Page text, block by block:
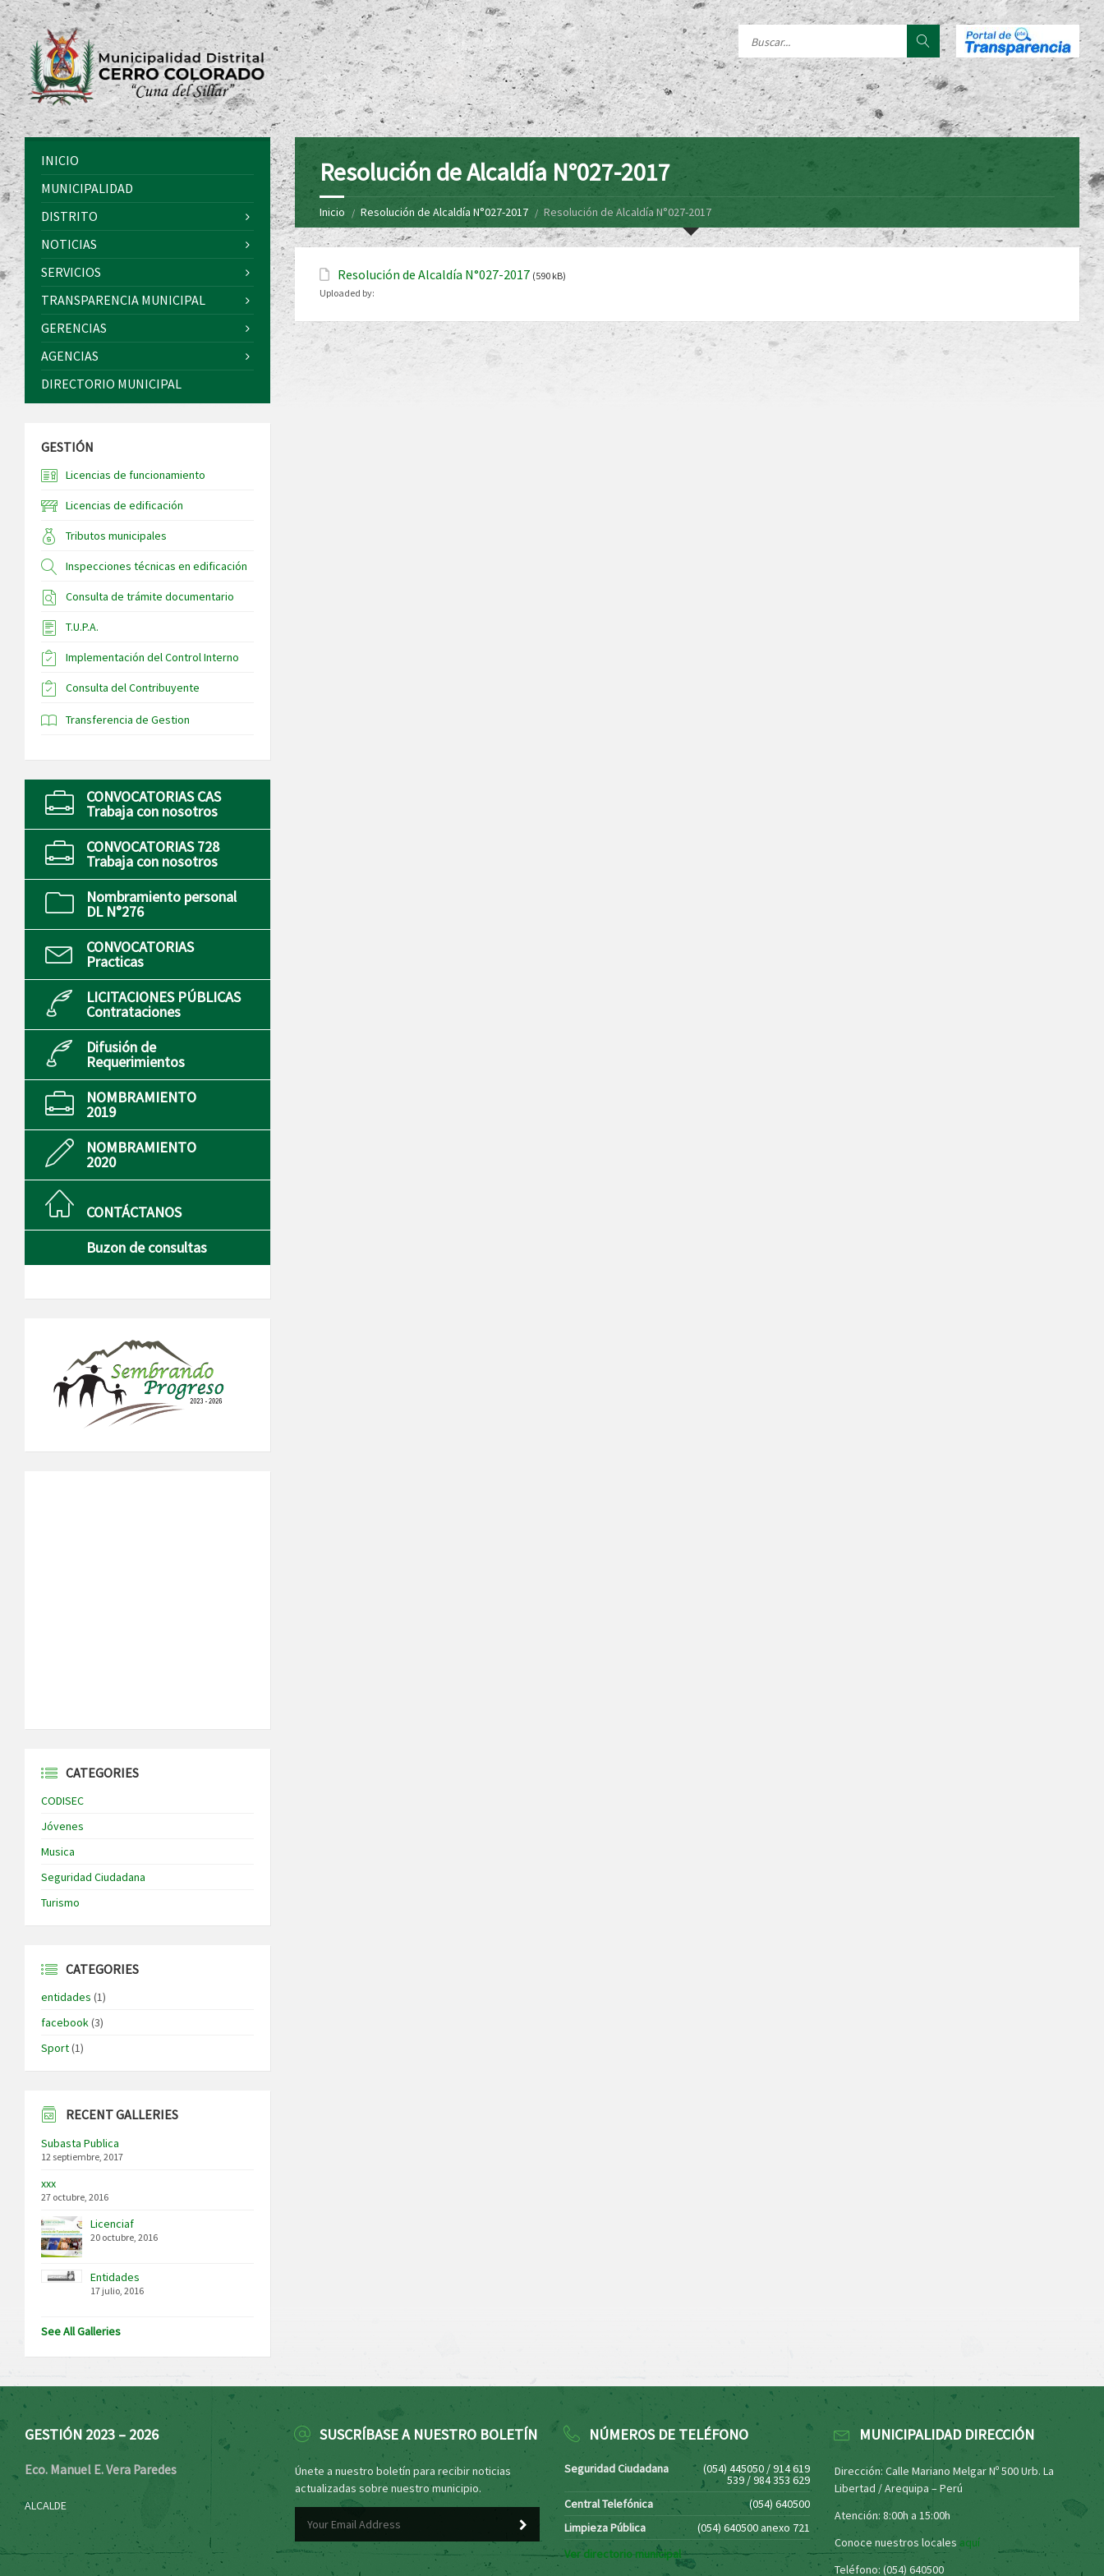
Resolución de Alcaldía N°027-2017
Inicio Resolución de Alcaldía N°027-2017 Resolución de Alcaldía N°027-2017
Resolución de Alcaldía N°027-2017 (590 kB)
Uploaded by:
INICIO
MUNICIPALIDAD
DISTRITO
NOTICIAS
SERVICIOS
TRANSPARENCIA MUNICIPAL
GERENCIAS
AGENCIAS
DIRECTORIO MUNICIPAL
GESTIÓN
Licencias de funcionamiento
Licencias de edificación
Tributos municipales
Inspecciones técnicas en edificación
Consulta de trámite documentario
T.U.P.A.
Implementación del Control Interno
Consulta del Contribuyente
Transferencia de Gestion
CONVOCATORIAS CAS
Trabaja con nosotros
CONVOCATORIAS 728
Trabaja con nosotros
Nombramiento personal
DL N°276
CONVOCATORIAS
Practicas
LICITACIONES PÚBLICAS
Contrataciones
Difusión de
Requerimientos
NOMBRAMIENTO
2019
NOMBRAMIENTO
2020
CONTÁCTANOS
Buzon de consultas
CATEGORIES
CODISEC
Jóvenes
Musica
Seguridad Ciudadana
Turismo
CATEGORIES
entidades (1)
facebook(3)
Sport(1)
RECENT GALLERIES
Subasta Publica
12 septiembre, 2017
xxx
27 octubre, 2016
Licenciaf
20 octubre, 2016
Entidades
17 julio, 2016
See All Galleries
GESTIÓN 2023 – 2026
Eco. Manuel E. Vera Paredes
ALCALDE
SUSCRÍBASE A NUESTRO BOLETÍN
Únete a nuestro boletín para recibir noticias
actualizadas sobre nuestro municipio.
NÚMEROS DE TELÉFONO
Seguridad Ciudadana (054) 445050 / 914 619
539 / 984 353 629
Central Telefónica
(054) 640500
Limpieza Pública
(054) 640500 anexo 721
Ver directorio municipal
MUNICIPALIDAD DIRECCIÓN
Dirección: Calle Mariano Melgar Nº 500 Urb. La
Libertad / Arequipa – Perú
Atención: 8:00h a 15:00h
Conoce nuestros locales aquí
Teléfono: (054) 640500